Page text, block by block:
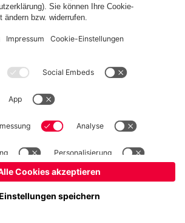
Bayern München Basketball GmbH
Hinweisgebersystem